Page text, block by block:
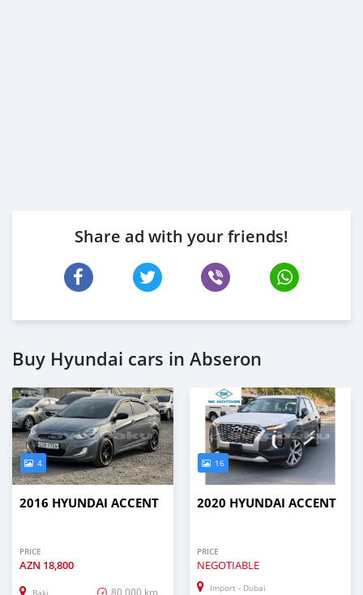
Share ad with your friends!
Buy Hyundai cars in Abseron
4
2016 HYUNDAI ACCENT
PRICE
AZN 18,800
Baki 80,000 km
16
2020 HYUNDAI ACCENT
PRICE
NEGOTIABLE
Import - Dubai